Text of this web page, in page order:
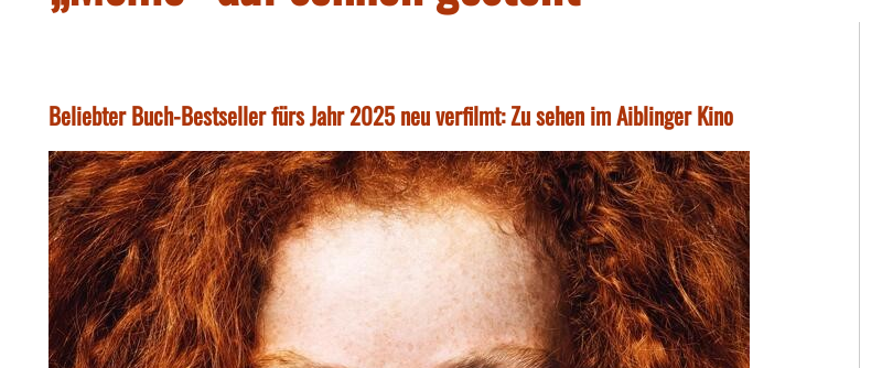
Beliebter Buch-Bestseller fürs Jahr 2025 neu verfilmt: Zu sehen im Aiblinger Kino